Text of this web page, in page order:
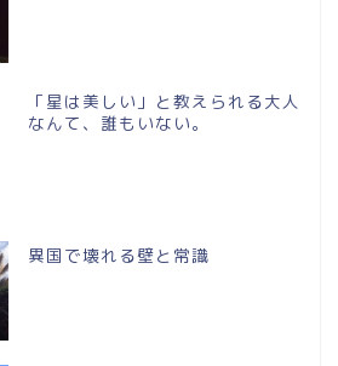
「星は美しい」と教えられる大人
なんて、誰もいない。
異国で壊れる壁と常識